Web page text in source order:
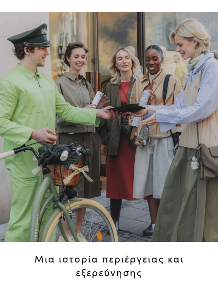
Μια ιστορία περιέργειας και
εξερεύνησης